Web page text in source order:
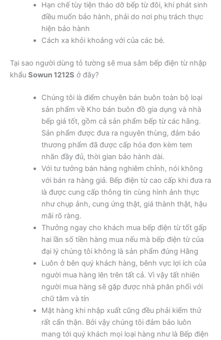
Hạn chế tùy tiện tháo dỡ bếp từ đôi, khi phát sinh
điều muốn bảo hành, phải do nơi phụ trách thực
hiện bảo hành
Cách xa khỏi khoảng với của các bé.
Tại sao người dùng tỏ tường sẽ mua sắm bếp điện từ nhập
khẩu Sowun 1212S ở đây?
Chúng tôi là điểm chuyên bán buôn toàn bộ loại
sản phẩm về Kho bán buôn đồ gia dụng và nhà
bếp giá tốt, gồm cả sản phẩm bếp từ các hãng.
Sản phẩm được đưa ra nguyên thùng, đảm bảo
thương phẩm đã được cấp hóa đơn kèm tem
nhãn đầy đủ, thời gian bảo hành dài.
Với tư tưởng bán hàng nghiêm chỉnh, nói không
với bán ra hàng giả. Bếp điện từ cao cấp khi đưa ra
là được cung cấp thông tin cùng hình ảnh thực
như chụp ảnh, cung ứng thật, giá thành thật, hậu
mãi rõ ràng.
Thưởng ngay cho khách mua bếp điện từ tốt gấp
hai lần số tiền hàng mua nếu mà bếp điện từ của
đại lý chúng tôi không là sản phẩm đúng Hãng
Luôn ở bên quý khách hàng, bênh vực lợi ích của
người mua hàng lên trên tất cả. Vì vậy tất nhiên
người mua hàng sẽ gặp được nhà phân phối với
chữ tâm và tín
Mặt hàng khi nhập xuất cũng đều phải kiểm thử
rất cẩn thận. Bởi vậy chúng tôi đảm bảo luôn
mang tới quý khách mọi loại hàng như là Bếp điện